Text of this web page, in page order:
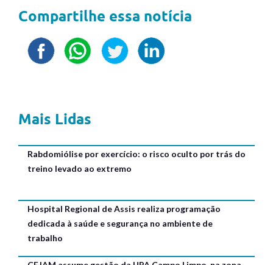
Compartilhe essa notícia
Mais Lidas
Rabdomiólise por exercício: o risco oculto por trás do
treino levado ao extremo
Hospital Regional de Assis realiza programação
dedicada à saúde e segurança no ambiente de
trabalho